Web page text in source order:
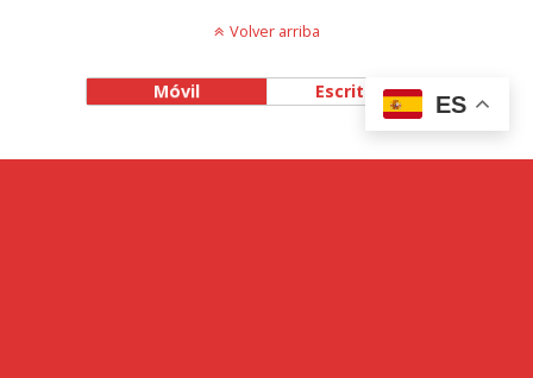
Volver arriba
Móvil Escritorio
ES